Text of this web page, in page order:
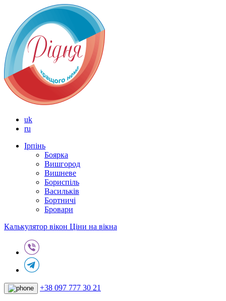
uk
ru
Ірпінь
Боярка
Вишгород
Вишневе
Бориспіль
Васильків
Бортничі
Бровари
Калькулятор вікон Ціни на вікна
+38 097 777 30 21